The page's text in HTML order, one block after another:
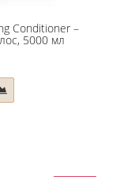
Conditioner –
5000 мл